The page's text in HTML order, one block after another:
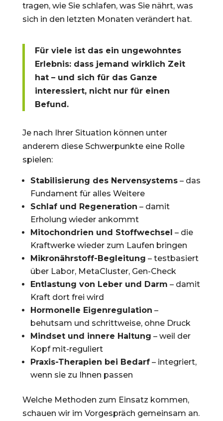
tragen, wie Sie schlafen, was Sie nährt, was
sich in den letzten Monaten verändert hat.
Für viele ist das ein ungewohntes
Erlebnis: dass jemand wirklich Zeit
hat – und sich für das Ganze
interessiert, nicht nur für einen
Befund.
Je nach Ihrer Situation können unter
anderem diese Schwerpunkte eine Rolle
spielen:
Stabilisierung des Nervensystems– das
Fundament für alles Weitere
Schlaf und Regeneration – damit
Erholung wieder ankommt
Mitochondrien und Stoffwechsel – die
Kraftwerke wieder zum Laufen bringen
Mikronährstoff-Begleitung – testbasiert
über Labor, MetaCluster, Gen-Check
Entlastung von Leber und Darm – damit
Kraft dort frei wird
Hormonelle Eigenregulation –
behutsam und schrittweise, ohne Druck
Mindset und innere Haltung – weil der
Kopf mit-reguliert
Praxis-Therapien bei Bedarf– integriert,
wenn sie zu Ihnen passen
Welche Methoden zum Einsatz kommen,
schauen wir im Vorgespräch gemeinsam an.